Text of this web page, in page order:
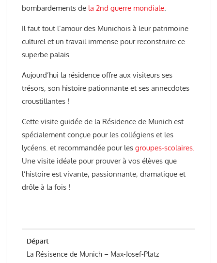
bombardements de la 2nd guerre mondiale.
Il faut tout l’amour des Munichois à leur patrimoine
culturel et un travail immense pour reconstruire ce
superbe palais.
Aujourd’hui la résidence offre aux visiteurs ses
trésors, son histoire pationnante et ses annecdotes
croustillantes !
Cette visite guidée de la Résidence de Munich est
spécialement conçue pour les collégiens et les
lycéens. et recommandée pour les groupes-scolaires.
Une visite idéale pour prouver à vos élèves que
l’histoire est vivante, passionnante, dramatique et
drôle à la fois !
Départ
La Résisence de Munich – Max-Josef-Platz